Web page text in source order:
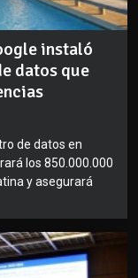
instaló
datos que
de datos en
los 850.000.000
y asegurará